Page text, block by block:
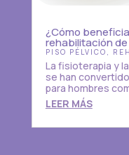
¿Cómo
rehabilitación
PISO PÉLVICO ,
La fisioterapia y
se han
para hombres
LEER MÁS